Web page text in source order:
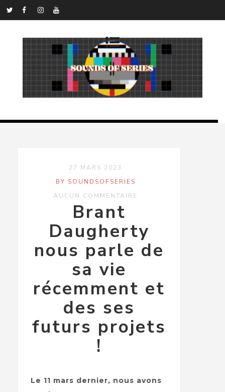
27 MARS 2023
BY SOUNDSOFSERIES
AUCUN COMMENTAIRE
Brant
Daugherty
nous parle de
sa vie
récemment et
des ses
futurs projets
!
Le 11 mars dernier, nous avons